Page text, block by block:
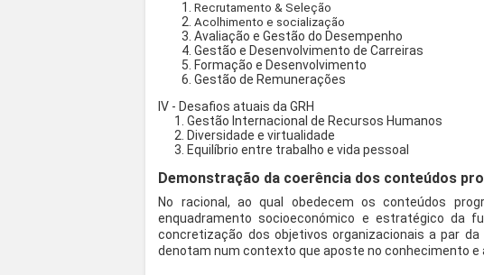
Recrutamento & Seleção
Acolhimento e socialização
Avaliação e Gestão do Desempenho
Gestão e Desenvolvimento de Carreiras
Formação e Desenvolvimento
Gestão de Remunerações
IV - Desafios atuais da GRH
1. Gestão Internacional de Recursos Humanos
2. Diversidade e virtualidade
3. Equilíbrio entre trabalho e vida pessoal
Demonstração da coerência dos conteúdos
No racional, ao qual obedecem os conteúdos
enquadramento socioeconómico e estratégico da
concretização dos objetivos organizacionais a par
denotam num contexto que aposte no conhecimento